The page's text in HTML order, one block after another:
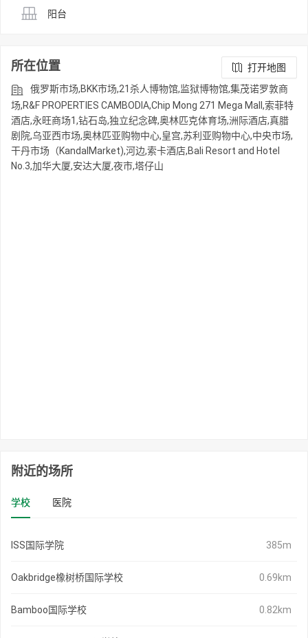
阳台
所在位置
打开地图
俄罗斯市场,BKK市场,21杀人博物馆,监狱博物馆,集茂诺罗敦商
场,R&F PROPERTIES CAMBODIA,Chip Mong 271 Mega Mall,索菲特
酒店,永旺商场1,钻石岛,独立纪念碑,奥林匹克体育场,洲际酒店,真腊
剧院,乌亚西市场,奥林匹亚购物中心,皇宫,苏利亚购物中心,中央市场,
干丹市场（KandalMarket),河边,索卡酒店,Bali Resort and Hotel
No.3,加华大厦,安达大厦,夜市,塔仔山
附近的场所
学校 医院
ISS国际学院 385m
Oakbridge橡树桥国际学校 0.69km
Bamboo国际学校 0.82km